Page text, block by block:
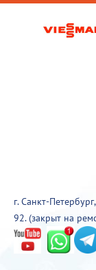
г. Санкт-
92. (закрыт на